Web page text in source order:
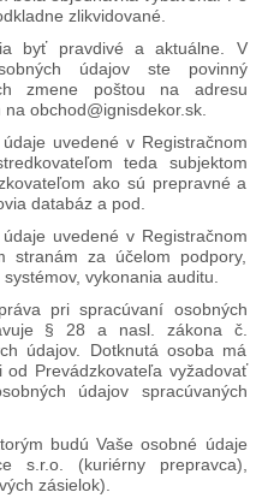
zlikvidované.
byť pravdivé a aktuálne. V
údajov ste povinný
zmene poštou na adresu
obchod@ignisdekor.sk.
uvedené v Registračnom
teda subjektom
ako sú prepravné a
databáz a pod.
uvedené v Registračnom
stranám za účelom podpory,
vykonania auditu.
pri spracúvaní osobných
§ 28 a nasl. zákona č.
údajov. Dotknutá osoba má
Prevádzkovateľa vyžadovať
údajov spracúvaných
budú Vaše osobné údaje
s.r.o. (kuriérny prepravca),
zásielok).